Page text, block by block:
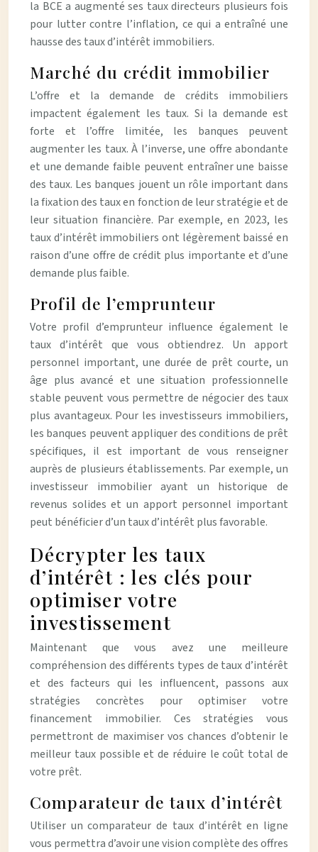
la BCE a augmenté ses taux directeurs plusieurs fois
pour lutter contre l’inflation, ce qui a entraîné une
hausse des taux d’intérêt immobiliers.
Marché du crédit immobilier
L’offre et la demande de crédits immobiliers
impactent également les taux. Si la demande est
forte et l’offre limitée, les banques peuvent
augmenter les taux. À l’inverse, une offre abondante
et une demande faible peuvent entraîner une baisse
des taux. Les banques jouent un rôle important dans
la fixation des taux en fonction de leur stratégie et de
leur situation financière. Par exemple, en 2023, les
taux d’intérêt immobiliers ont légèrement baissé en
raison d’une offre de crédit plus importante et d’une
demande plus faible.
Profil de l’emprunteur
Votre profil d’emprunteur influence également le
taux d’intérêt que vous obtiendrez. Un apport
personnel important, une durée de prêt courte, un
âge plus avancé et une situation professionnelle
stable peuvent vous permettre de négocier des taux
plus avantageux. Pour les investisseurs immobiliers,
les banques peuvent appliquer des conditions de prêt
spécifiques, il est important de vous renseigner
auprès de plusieurs établissements. Par exemple, un
investisseur immobilier ayant un historique de
revenus solides et un apport personnel important
peut bénéficier d’un taux d’intérêt plus favorable.
Décrypter les taux
d’intérêt : les clés pour
optimiser votre
investissement
Maintenant que vous avez une meilleure
compréhension des différents types de taux d’intérêt
et des facteurs qui les influencent, passons aux
stratégies concrètes pour optimiser votre
financement immobilier. Ces stratégies vous
permettront de maximiser vos chances d’obtenir le
meilleur taux possible et de réduire le coût total de
votre prêt.
Comparateur de taux d’intérêt
Utiliser un comparateur de taux d’intérêt en ligne
vous permettra d’avoir une vision complète des offres